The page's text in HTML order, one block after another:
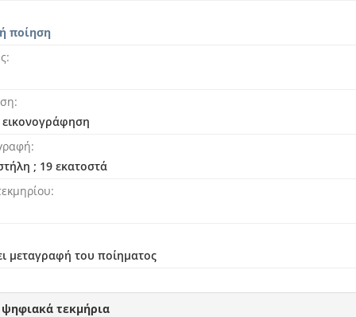
ποίηση
εικονογράφηση
; 19 εκατοστά
μεταγραφή του ποίηματος
ψηφιακά τεκμήρια